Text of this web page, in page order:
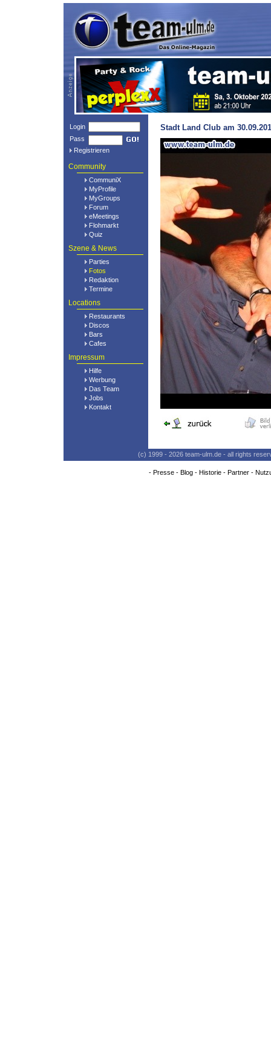
Login
Pass
Registrieren
Community
CommuniX
MyProfile
MyGroups
Forum
eMeetings
Flohmarkt
Quiz
Szene & News
Parties
Fotos
Redaktion
Termine
Locations
Restaurants
Discos
Bars
Cafes
Impressum
Hilfe
Werbung
Das Team
Jobs
Kontakt
Stadt Land Club am
(c) 1999 - 2026 team-ulm.de - all rights
- Presse- Blog- Historie- Partner-